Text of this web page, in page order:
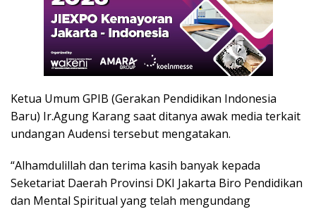
Ketua Umum GPIB (Gerakan Pendidikan Indonesia
Baru) Ir.Agung Karang saat ditanya awak media terkait
undangan Audensi tersebut mengatakan.
“Alhamdulillah dan terima kasih banyak kepada
Seketariat Daerah Provinsi DKI Jakarta Biro Pendidikan
dan Mental Spiritual yang telah mengundang